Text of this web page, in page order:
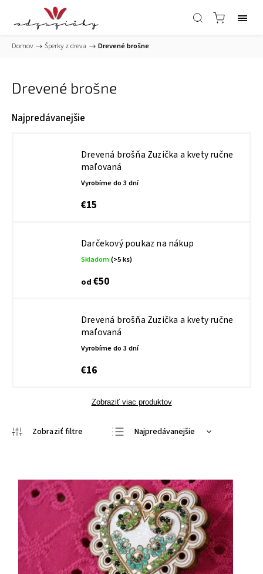
Domov / Šperky z dreva / Drevené brošne
Drevené brošne
Najpredávanejšie
Drevená brošňa Zuzička a kvety ručne
maľovaná
Vyrobíme do 3 dní
€15
Darčekový poukaz na nákup
Skladom(>5 ks)
od €50
Drevená brošňa Zuzička a kvety ručne
maľovaná
Vyrobíme do 3 dní
€16
Zobraziť viac produktov
Najpredávanejšie
Abecedne